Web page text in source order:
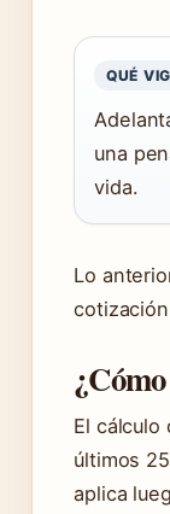
QUÉ
una
vida.
Lo
El
últimos
aplica